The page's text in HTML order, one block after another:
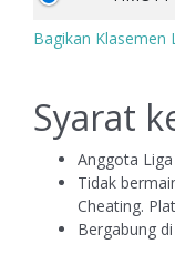
Bagikan Klasemen
Syarat
Anggota
Tidak
Cheating.
Bergabung di